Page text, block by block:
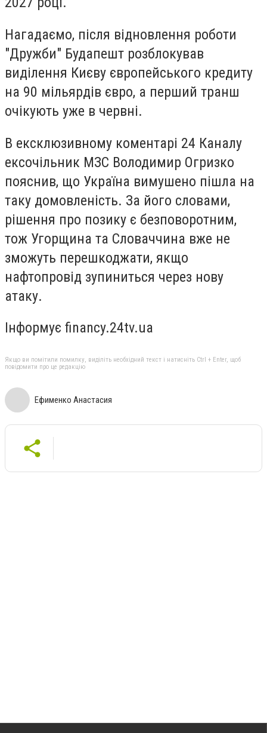
Нагадаємо, після відновлення роботи
"Дружби" Будапешт розблокував
виділення Києву європейського кредиту
на 90 мільярдів євро, а перший транш
очікують уже в червні.
В ексклюзивному коментарі 24 Каналу
ексочільник МЗС Володимир Огризко
пояснив, що Україна вимушено пішла на
таку домовленість. За його словами,
рішення про позику є безповоротним,
тож Угорщина та Словаччина вже не
зможуть перешкоджати, якщо
нафтопровід зупиниться через нову
атаку.
Інформує financy.24tv.ua
Якщо ви помітили помилку, виділіть необхідний текст і натисніть Ctrl + Enter, щоб
повідомити про це редакцію
Ефименко Анастасия